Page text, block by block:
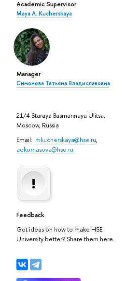
Academic Supervisor
Maya A. Kucherskaya
Manager
Симонова Татьяна Владиславовна
21/4 Staraya Basmannaya Ulitsa,
Moscow, Russia
Email: mkucherskaya@hse.ru,
aekomasova@hse.ru
Feedback
Got ideas on how to make HSE
University better? Share them here.